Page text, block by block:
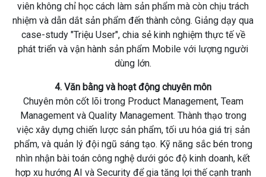
viên không chỉ học cách làm sản phẩm mà còn chịu trách
nhiệm và dẫn dắt sản phẩm đến thành công. Giảng dạy qua
case-study "Triệu User", chia sẻ kinh nghiệm thực tế về
phát triển và vận hành sản phẩm Mobile với lượng người
dùng lớn.
4. Văn bằng và hoạt động chuyên môn
Chuyên môn cốt lõi trong Product Management, Team
Management và Quality Management. Thành thạo trong
việc xây dựng chiến lược sản phẩm, tối ưu hóa giá trị sản
phẩm, và quản lý đội ngũ sáng tạo. Kỹ năng sắc bén trong
nhìn nhận bài toán công nghệ dưới góc độ kinh doanh, kết
hợp xu hướng AI và Security để gia tăng lợi thế cạnh tranh